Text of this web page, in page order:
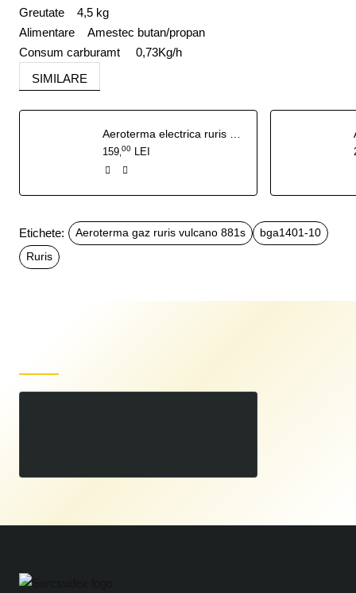
Greutate 4,5 kg
Alimentare Amestec butan/propan
Consum carburamt 0,73Kg/h
SIMILARE
159 00 LEI
Etichete: Aeroterma gaz ruris vulcano 881s
bga1401-10
Ruris